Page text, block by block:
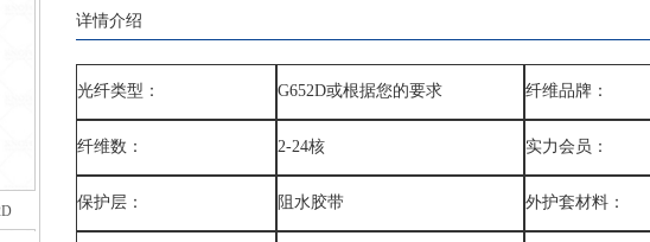
详情介绍
光纤类型： G652D或根据您的要求 纤维品牌：
纤维数： 2-24核 实力会员：
保护层： 阻水胶带 外护套材料：